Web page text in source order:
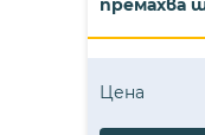
премахва
Цена